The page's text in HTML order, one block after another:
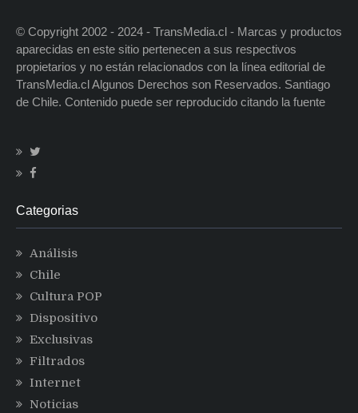
© Copyright 2002 - 2024 - TransMedia.cl - Marcas y productos
aparecidas en este sitio pertenecen a sus respectivos
propietarios y no están relacionados con la línea editorial de
TransMedia.cl Algunos Derechos son Reservados. Santiago
de Chile. Contenido puede ser reproducido citando la fuente
Categorias
Análisis
Chile
Cultura POP
Dispositivo
Exclusivas
Filtrados
Internet
Noticias